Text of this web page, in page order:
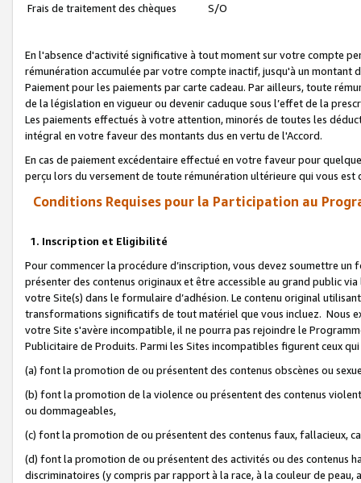
Frais de traitement des chèques
S/O
En l'absence d'activité significative à tout moment sur votre compte
rémunération accumulée par votre compte inactif, jusqu'à un montant
Paiement pour les paiements par carte cadeau. Par ailleurs, toute
de la législation en vigueur ou devenir caduque sous l’effet de la
Les paiements effectués à votre attention, minorés de toutes les
intégral en votre faveur des montants dus en vertu de l'Accord.
En cas de paiement excédentaire effectué en votre faveur pour
perçu lors du versement de toute rémunération ultérieure qui vous est
Conditions Requises pour la Participation au
1. Inscription et Eligibilité
Pour commencer la procédure d’inscription, vous devez soumettre
présenter des contenus originaux et être accessible au grand public
votre Site(s) dans le formulaire d’adhésion. Le contenu original
transformations significatifs de tout matériel que vous incluez. Nous
votre Site s'avère incompatible, il ne pourra pas rejoindre le
Publicitaire de Produits. Parmi les Sites incompatibles figurent ceux
(a) font la promotion de ou présentent des contenus obscènes ou
(b) font la promotion de la violence ou présentent des contenus
ou dommageables,
(c) font la promotion de ou présentent des contenus faux, fallacieux,
(d) font la promotion de ou présentent des activités ou des contenus
discriminatoires (y compris par rapport à la race, à la couleur de